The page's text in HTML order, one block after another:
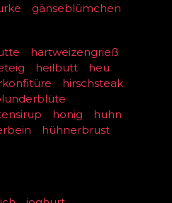
gänseblümchen
hartweizengrieß
heilbutt
heu
hirschsteak
honig
huhn
hühnerbrust